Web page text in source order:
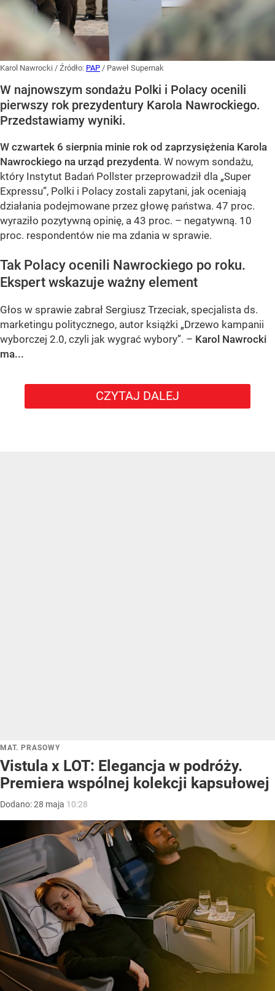
Karol Nawrocki / Źródło: PAP / Paweł Supernak
W najnowszym sondażu Polki i Polacy ocenili
pierwszy rok prezydentury Karola Nawrockiego.
Przedstawiamy wyniki.
W czwartek 6 sierpnia minie rok od zaprzysiężenia Karola
Nawrockiego na urząd prezydenta. W nowym sondażu,
który Instytut Badań Pollster przeprowadził dla „Super
Expressu”, Polki i Polacy zostali zapytani, jak oceniają
działania podejmowane przez głowę państwa. 47 proc.
wyraziło pozytywną opinię, a 43 proc. – negatywną. 10
proc. respondentów nie ma zdania w sprawie.
Tak Polacy ocenili Nawrockiego po roku.
Ekspert wskazuje ważny element
Głos w sprawie zabrał Sergiusz Trzeciak, specjalista ds.
marketingu politycznego, autor książki „Drzewo kampanii
wyborczej 2.0, czyli jak wygrać wybory”. – Karol Nawrocki
ma...
CZYTAJ DALEJ
MAT. PRASOWY
Vistula x LOT: Elegancja w podróży.
Premiera wspólnej kolekcji kapsułowej
Dodano:28 maja 10:28